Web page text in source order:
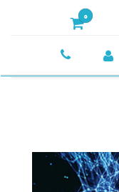
0